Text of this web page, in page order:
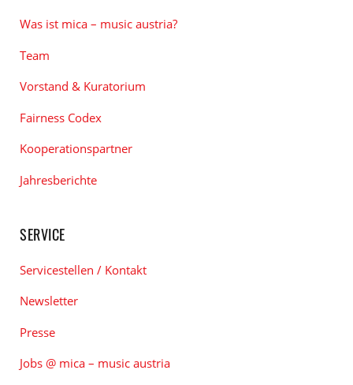
Was ist mica – music austria?
Team
Vorstand & Kuratorium
Fairness Codex
Kooperationspartner
Jahresberichte
SERVICE
Servicestellen / Kontakt
Newsletter
Presse
Jobs @ mica – music austria